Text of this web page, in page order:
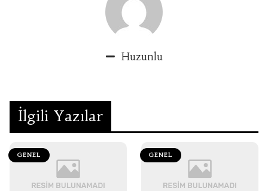
Huzunlu
İlgili Yazılar
GENEL GENEL